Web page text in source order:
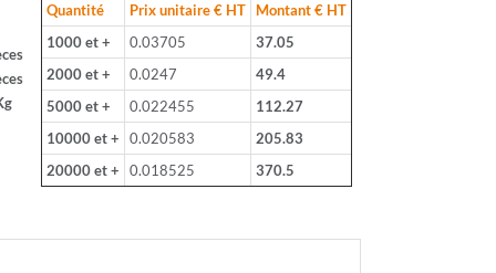
Quantité Prix unitaire € HT
Montant € HT
1000 et +
0.03705
37.05
2000 et +
0.0247
49.4
5000 et +
0.022455
112.27
10000 et +
0.020583
205.83
20000 et +
0.018525 370.5